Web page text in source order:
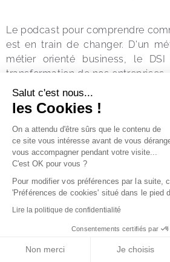
Salut c'est nous...
les Cookies !
On a attendu d'être sûrs que le contenu de
ce site vous intéresse avant de vous
vous accompagner pendant votre visite...
C'est OK pour vous ?
Pour modifier vos préférences par la suite,
'Préférences de cookies' situé dans le pied
Lire la politique de confidentialité
Consentements certifiés par
Non merci Je choisis
Le podcast pour comprendre
est en train de changer. D'un
métier orienté business, le
transformation de nos entreprises.
Chaque semaine, Bertran Ruiz
et DSI qui se livrent, et
expériences. Un
d'apprentissage.
Les derniers épisodes